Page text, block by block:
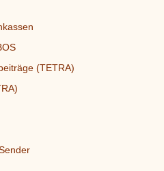
(TETRA)